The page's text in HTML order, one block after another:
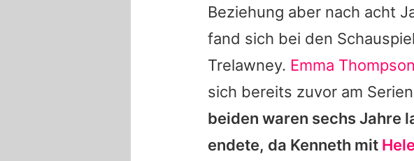
Beziehung aber nach acht
fand sich bei den
Trelawney. Emma Thompson
sich bereits zuvor am
beiden waren sechs Jahre
endete, da Kenneth mit